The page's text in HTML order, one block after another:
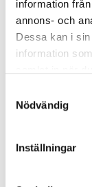
information
annons- och
Dessa kan i
information
Nödvändig
Inställningar
Fatta grejen
Alain M.